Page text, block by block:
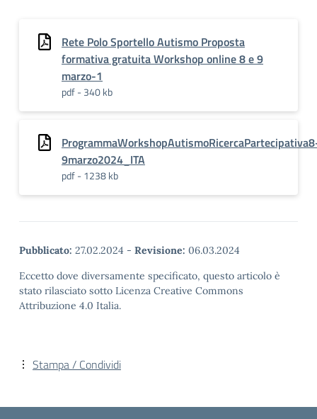
Rete Polo Sportello Autismo Proposta
formativa gratuita Workshop online 8 e 9
marzo-1
pdf - 340 kb
9marzo2024_ITA
pdf - 1238 kb
Pubblicato: 27.02.2024 - Revisione: 06.03.2024
Eccetto dove diversamente specificato, questo articolo è
stato rilasciato sotto Licenza Creative Commons
Attribuzione 4.0 Italia.
Stampa / Condividi